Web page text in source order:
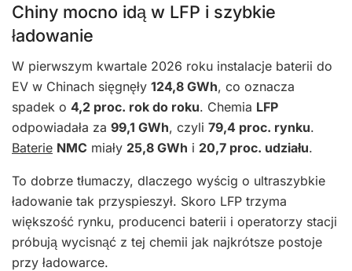
Chiny mocno idą w LFP i szybkie
ładowanie
W pierwszym kwartale 2026 roku instalacje baterii do
EV w Chinach sięgnęły 124,8 GWh, co oznacza
spadek o 4,2 proc. rok do roku. Chemia LFP
odpowiadała za 99,1 GWh, czyli 79,4 proc. rynku.
Baterie NMC miały 25,8 GWh i 20,7 proc. udziału.
To dobrze tłumaczy, dlaczego wyścig o ultraszybkie
ładowanie tak przyspieszył. Skoro LFP trzyma
większość rynku, producenci baterii i operatorzy stacji
próbują wycisnąć z tej chemii jak najkrótsze postoje
przy ładowarce.